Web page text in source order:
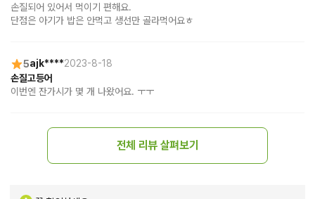
손질되어 있어서 먹이기 편해요.
단점은 아기가 밥은 안먹고 생선만 골라먹어요ㅎ
5ajk****2023-8-18
손질고등어
이번엔 잔가시가 몇 개 나왔어요. ㅜㅜ
전체 리뷰 살펴보기